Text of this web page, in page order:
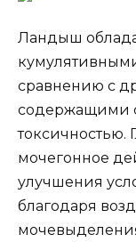
Ландыш
сравнению с
содержащими
токсичностью.
мочегонное
улучшения
благодаря